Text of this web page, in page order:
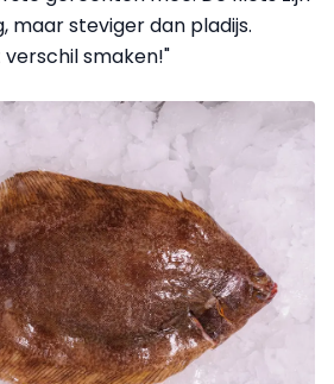
maar steviger dan pladijs.
smaken!"